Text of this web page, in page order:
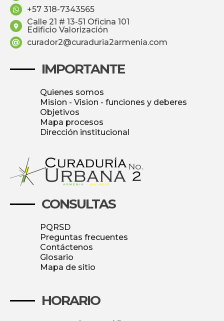
+57 318-7343565
Calle 21 # 13-51 Oficina 101
Edificio Valorización
curador2@curaduria2armenia.com
IMPORTANTE
Quienes somos
Mision - Vision - funciones y deberes
Objetivos
Mapa procesos
Dirección institucional
CONSULTAS
PQRSD
Preguntas frecuentes
Contáctenos
Glosario
Mapa de sitio
HORARIO